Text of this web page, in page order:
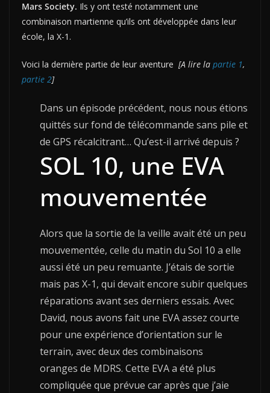
Mars Society. Ils y ont testé notamment une
combinaison martienne qu’ils ont développée dans leur
école, la X-1.
Voici la dernière partie de leur aventure [A lire la partie 1,
partie 2]
Dans un épisode précédent, nous nous étions
quittés sur fond de télécommande sans pile et
de GPS récalcitrant… Qu’est-il arrivé depuis ?
SOL 10, une EVA
mouvementée
Alors que la sortie de la veille avait été un peu
mouvementée, celle du matin du Sol 10 a elle
aussi été un peu remuante. J’étais de sortie
mais pas X-1, qui devait encore subir quelques
réparations avant ses derniers essais. Avec
David, nous avons fait une EVA assez courte
pour une expérience d’orientation sur le
terrain, avec deux des combinaisons
oranges de MDRS. Cette EVA a été plus
compliquée que prévue car après que j’aie